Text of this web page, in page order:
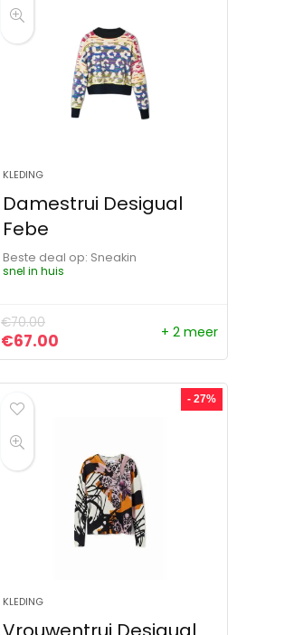
KLEDING
Damestrui Desigual
Febe
Beste deal op:
Sneakin
snel in huis
€70.00
Oorspronkelijke prijs was: €70.00.
€67.00 Huidige prijs is: €67.00.
+ 2 meer
- 27%
KLEDING